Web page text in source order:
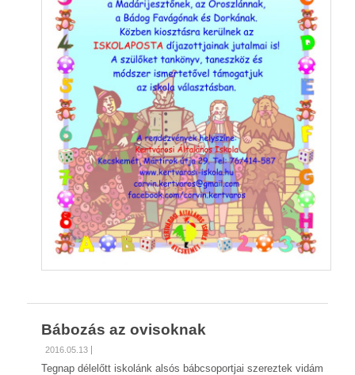
Bábozás az ovisoknak
2016.05.13
Tegnap délelőtt iskolánk alsós bábcsoportjai szereztek vidám